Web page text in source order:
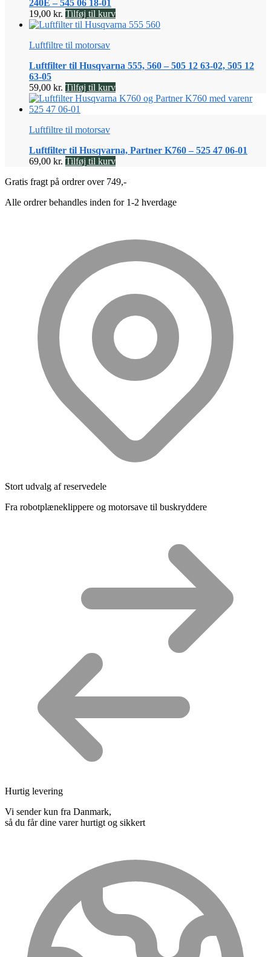
240E – 545 06 18-01
19,00 kr. Tilføj til kurv
Luftfiltre til motorsav
Luftfilter til Husqvarna 555, 560 – 505 12 63-02, 505 12
63-05
59,00 kr. Tilføj til kurv
Luftfiltre til motorsav
Luftfilter til Husqvarna, Partner K760 – 525 47 06-01
69,00 kr. Tilføj til kurv
Gratis fragt på ordrer over 749,-
Alle ordrer behandles inden for 1-2 hverdage
Stort udvalg af reservedele
Fra robotplæneklippere og motorsave til buskryddere
Hurtig levering
Vi sender kun fra Danmark,
så du får dine varer hurtigt og sikkert